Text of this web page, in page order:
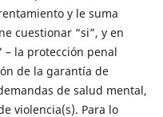
y le suma
cuestionar “si”, y en
– la protección penal
de la garantía de
de salud mental,
violencia(s). Para lo